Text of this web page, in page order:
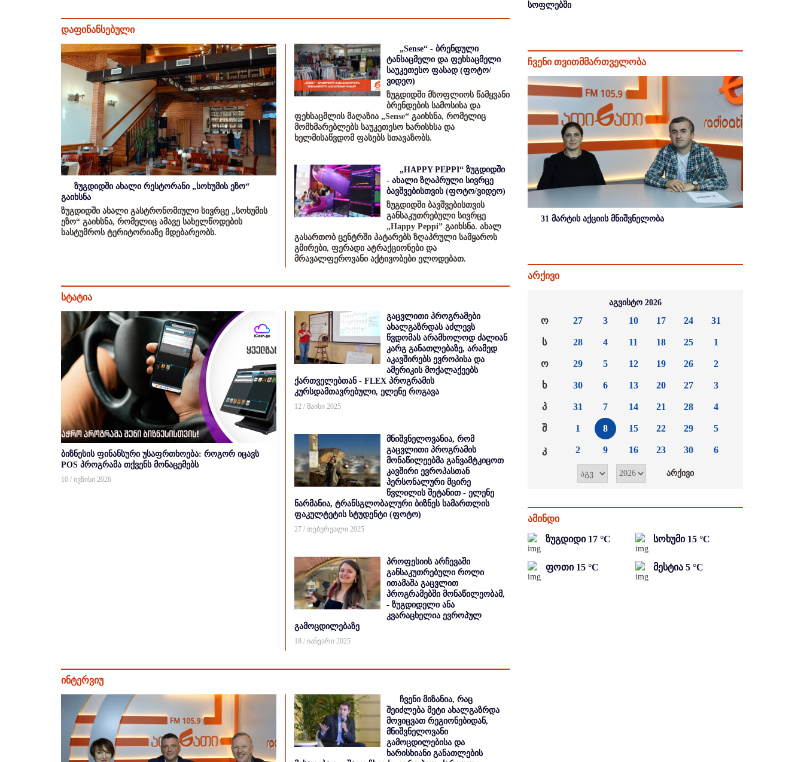
დაფინანსებული
ზუგდიდში ახალი რესტორანი „სოხუმის ეზო“
გაიხსნა
ზუგდიდში ახალი გასტრონომიული სივრცე „სოხუმის
ეზო“ გაიხსნა, რომელიც ამავე სახელწოდების
სასტუმროს ტერიტორიაზე მდებარეობს.
„Sense“ - ბრენდული
ტანსაცმელი და ფეხსაცმელი
საუკეთესო ფასად (ფოტო/
ვიდეო)
ზუგდიდში მსოფლიოს წამყვანი
ბრენდების სამოსისა და
ფეხსაცმლის მაღაზია „Sense“ გაიხსნა, რომელიც
მომხმარებლებს საუკეთესო ხარისხსა და
ხელმისაწვდომ ფასებს სთავაზობს.
„HAPPY PEPPI“ ზუგდიდში
- ახალი ზღაპრული სივრცე
ბავშვებისთვის (ფოტო/ვიდეო)
ზუგდიდში ბავშვებისთვის
განსაკუთრებული სივრცე
„Happy Peppi” გაიხსნა. ახალ
გასართობ ცენტრში პატარებს ზღაპრული სამყაროს
გმირები, ფერადი ატრაქციონები და
მრავალფეროვანი აქტივობები ელოდებათ.
სტატია
ბიზნესის ფინანსური უსაფრთხოება: როგორ იცავს
POS პროგრამა თქვენს მონაცემებს
10 / ივნისი 2026
გაცვლითი პროგრამები
ახალგაზრდას აძლევს
წვდომას არამხოლოდ ძალიან
კარგ განათლებაზე, არამედ
აკავშირებს ევროპისა და
ამერიკის მოქალაქეებს
ქართველებთან - FLEX პროგრამის
კურსდამთავრებული, ელენე როგავა
12 / მაისი 2025
მნიშვნელოვანია, რომ
გაცვლითი პროგრამის
მონაწილეებმა განვამტკიცოთ
კავშირი ევროპასთან
პერსონალური მცირე
წვლილის შეტანით - ელენე
ნარმანია, ტრანსგლობალური ბიზნეს სამართლის
ფაკულტეტის სტუდენტი (ფოტო)
27 / თებერვალი 2025
პროფესიის არჩევაში
განსაკუთრებული როლი
ითამაშა გაცვლით
პროგრამებში მონაწილეობამ,
- ზუგდიდელი ანა
კვარაცხელია ევროპულ
გამოცდილებაზე
18 / იანვარი 2025
ინტერვიუ
ჩვენი მიზანია, რაც
შეიძლება მეტი ახალგაზრდა
მოვიცვათ რეგიონებიდან,
მნიშვნელოვანი
გამოცდილებისა და
ხარისხიანი განათლების
სოფლებში
ჩვენი თვითმმართველობა
31 მარტის აქციის მნიშვნელობა
არქივი
აგვისტო 2026
ო
ს
ო
ხ
პ
შ
კ
27
28
29
30
31
1
2
3
4
5
6
7
8
9
10
11
12
13
14
15
16
17
18
19
20
21
22
23
24
25
26
27
28
29
30
31
1
2
3
4
5
6
ამინდი
ზუგდიდი 17 °C სოხუმი 15 °C
ფოთი 15 °C მესტია 5 °C